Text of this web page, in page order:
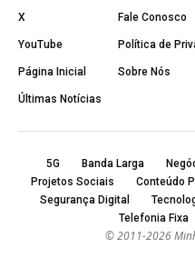
X
YouTube
Página Inicial
Últimas Notícias
Fale Conosco
Política de
Sobre Nós
5G Banda Larga
Projetos Sociais
Conteúdo
Segurança Digital
Telefonia Fixa
© 2011-2026